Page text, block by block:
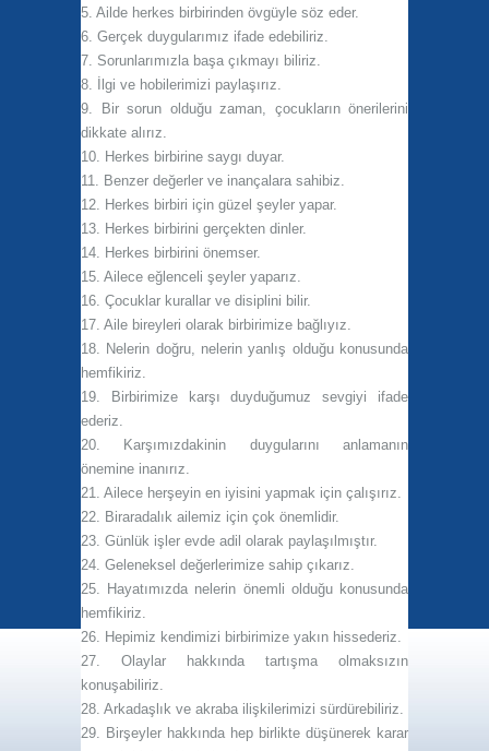
5. Ailde herkes birbirinden övgüyle söz eder.
6. Gerçek duygularımız ifade edebiliriz.
7. Sorunlarımızla başa çıkmayı biliriz.
8. İlgi ve hobilerimizi paylaşırız.
9. Bir sorun olduğu zaman, çocukların önerilerini
dikkate alırız.
10. Herkes birbirine saygı duyar.
11. Benzer değerler ve inançalara sahibiz.
12. Herkes birbiri için güzel şeyler yapar.
13. Herkes birbirini gerçekten dinler.
14. Herkes birbirini önemser.
15. Ailece eğlenceli şeyler yaparız.
16. Çocuklar kurallar ve disiplini bilir.
17. Aile bireyleri olarak birbirimize bağlıyız.
18. Nelerin doğru, nelerin yanlış olduğu konusunda
hemfikiriz.
19. Birbirimize karşı duyduğumuz sevgiyi ifade
ederiz.
20. Karşımızdakinin duygularını anlamanın
önemine inanırız.
21. Ailece herşeyin en iyisini yapmak için çalışırız.
22. Biraradalık ailemiz için çok önemlidir.
23. Günlük işler evde adil olarak paylaşılmıştır.
24. Geleneksel değerlerimize sahip çıkarız.
25. Hayatımızda nelerin önemli olduğu konusunda
hemfikiriz.
26. Hepimiz kendimizi birbirimize yakın hissederiz.
27. Olaylar hakkında tartışma olmaksızın
konuşabiliriz.
28. Arkadaşlık ve akraba ilişkilerimizi sürdürebiliriz.
29. Birşeyler hakkında hep birlikte düşünerek karar